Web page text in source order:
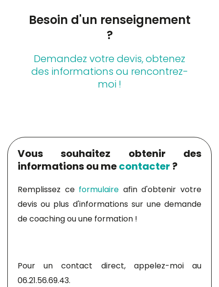
Besoin d'un renseignement
?
Demandez votre devis, obtenez
des informations ou rencontrez-
moi !
Vous souhaitez obtenir des
informations ou mecontacter ?
Remplissez ce formulaire afin d'obtenir votre
devis ou plus d'informations sur une demande
de coaching ou une formation !
Pour un contact direct, appelez-moi au
06.21.56.69.43​.